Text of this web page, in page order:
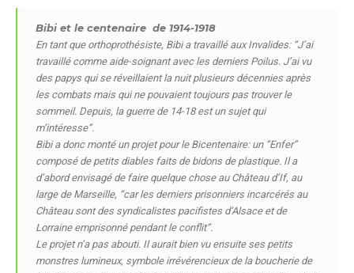
Prénom
Statut / Organisation
J'accepte lestermes et conditions
* Champ obligatoire
Adresse email*
Nom
Prénom
Statut / Organisation
Bibi et le centenaire de 1914-1918
En tant que orthoprothésiste, Bibi a travaillé aux Invalides: “J’ai
travaillé comme aide-soignant avec les derniers Poilus. J’ai vu
des papys qui se réveillaient la nuit plusieurs décennies après
les combats mais qui ne pouvaient toujours pas trouver le
sommeil. Depuis, la guerre de 14-18 est un sujet qui
m’intéresse”.
Bibi a donc monté un projet pour le Bicentenaire: un “Enfer”
composé de petits diables faits de bidons de plastique. Il a
d’abord envisagé de faire quelque chose au Château d’If, au
large de Marseille, “car les derniers prisonniers incarcérés au
Château sont des syndicalistes pacifistes d’Alsace et de
Lorraine emprisonné pendant le conflit”.
Le projet n’a pas abouti. Il aurait bien vu ensuite ses petits
monstres lumineux, symbole irrévérencieux de la boucherie de